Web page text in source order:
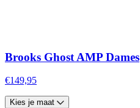
Brooks Ghost AMP Dames
€149,95
Kies je maat